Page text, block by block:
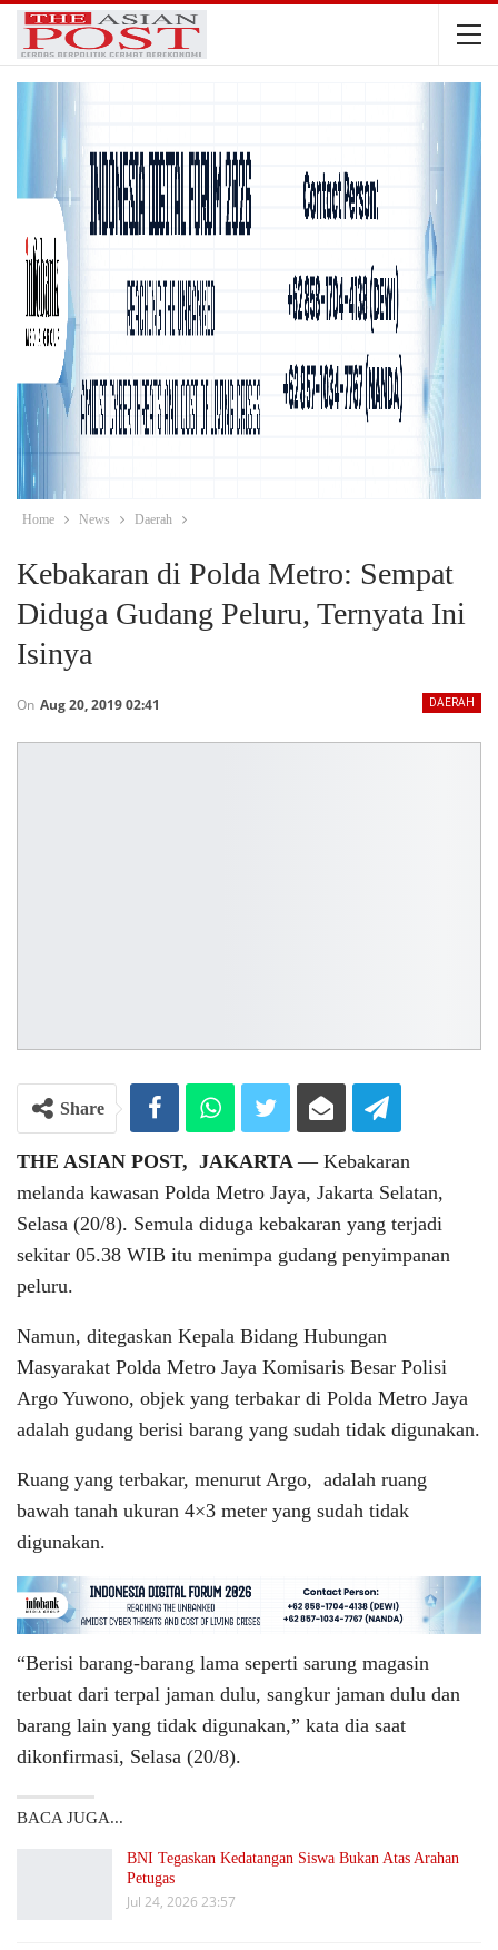
Home News Daerah
Kebakaran di Polda Metro: Sempat
Diduga Gudang Peluru, Ternyata Ini
Isinya
DAERAH
On Aug 20, 2019 02:41
Share
THE ASIAN POST, JAKARTA― Kebakaran
melanda kawasan Polda Metro Jaya, Jakarta Selatan,
Selasa (20/8). Semula diduga kebakaran yang terjadi
sekitar 05.38 WIB itu menimpa gudang penyimpanan
peluru.
Namun, ditegaskan Kepala Bidang Hubungan
Masyarakat Polda Metro Jaya Komisaris Besar Polisi
Argo Yuwono, objek yang terbakar di Polda Metro Jaya
adalah gudang berisi barang yang sudah tidak digunakan.
Ruang yang terbakar, menurut Argo, adalah ruang
bawah tanah ukuran 4×3 meter yang sudah tidak
digunakan.
“Berisi barang-barang lama seperti sarung magasin
terbuat dari terpal jaman dulu, sangkur jaman dulu dan
barang lain yang tidak digunakan,” kata dia saat
dikonfirmasi, Selasa (20/8).
BACA JUGA...
BNI Tegaskan Kedatangan Siswa Bukan Atas Arahan
Petugas
Jul 24, 2026 23:57